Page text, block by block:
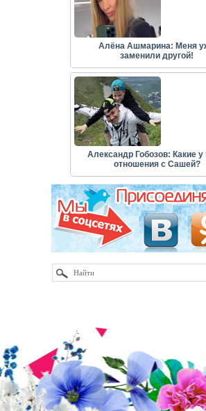
Алёна Ашмарина: Меня
заменили другой!
Александр Гобозов: Какие
отношения с Сашей?